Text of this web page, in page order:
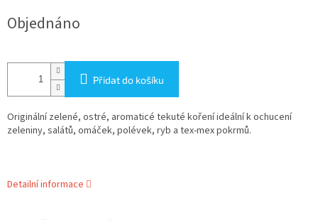
cena:
Objednáno
Přidat do košíku
Originální zelené, ostré, aromaticé tekuté koření ideální k ochucení
zeleniny, salátů, omáček, polévek, ryb a tex-mex pokrmů.
Detailní informace